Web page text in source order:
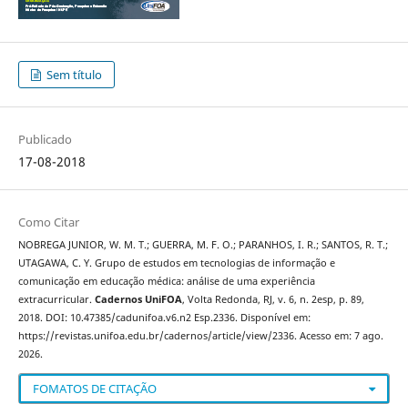
Sem título
Publicado
17-08-2018
Como Citar
NOBREGA JUNIOR, W. M. T.; GUERRA, M. F. O.; PARANHOS, I. R.; SANTOS, R. T.;
UTAGAWA, C. Y. Grupo de estudos em tecnologias de informação e
comunicação em educação médica: análise de uma experiência
extracurricular. Cadernos UniFOA, Volta Redonda, RJ, v. 6, n. 2esp, p. 89,
2018. DOI: 10.47385/cadunifoa.v6.n2 Esp.2336. Disponível em:
https://revistas.unifoa.edu.br/cadernos/article/view/2336. Acesso em: 7 ago.
2026.
FOMATOS DE CITAÇÃO